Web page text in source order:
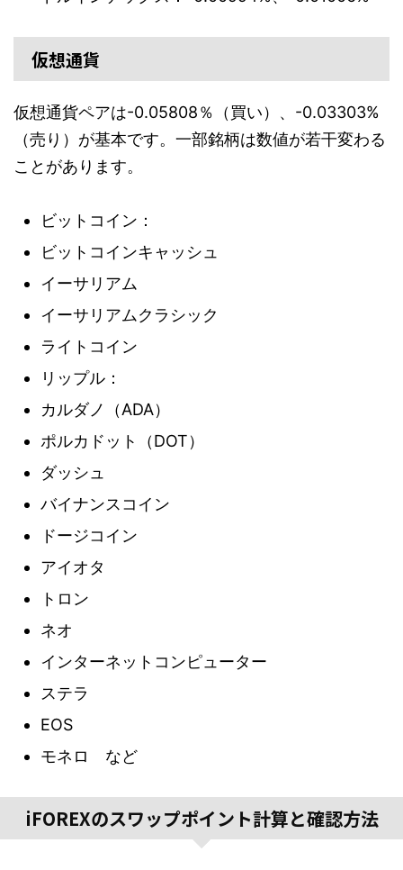
仮想通貨
仮想通貨ペアは-0.05808％（買い）、-0.03303%
（売り）が基本です。一部銘柄は数値が若干変わる
ことがあります。
ビットコイン：
ビットコインキャッシュ
イーサリアム
イーサリアムクラシック
ライトコイン
リップル：
カルダノ（ADA）
ポルカドット（DOT）
ダッシュ
バイナンスコイン
ドージコイン
アイオタ
トロン
ネオ
インターネットコンピューター
ステラ
EOS
モネロ など
iFOREXのスワップポイント計算と確認方法